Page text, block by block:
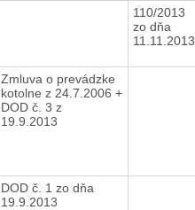
110/2013
zo dňa
11.11.2013
Zmluva o prevádzke
kotolne z 24.7.2006 +
DOD č. 3 z
19.9.2013
DOD č. 1 zo dňa
19.9.2013